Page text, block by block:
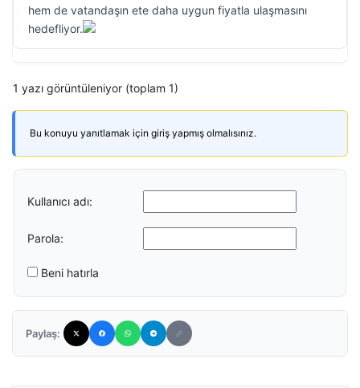
hem de vatandaşın ete daha uygun fiyatla ulaşmasını
hedefliyor.
1 yazı görüntüleniyor (toplam 1)
Bu konuyu yanıtlamak için giriş yapmış olmalısınız.
Kullanıcı adı:
Parola:
Beni hatırla
Paylaş: